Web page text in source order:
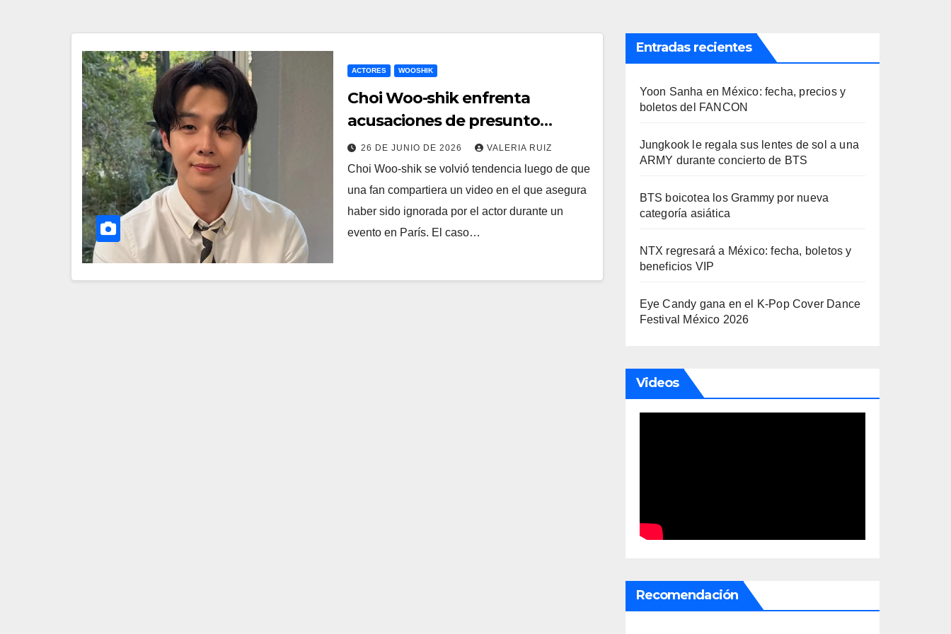
ACTORES WOOSHIK
Choi Woo-shik enfrenta
acusaciones de presunto
racismo tras un evento en París
26 DE JUNIO DE 2026 VALERIA RUIZ
Choi Woo-shik se volvió tendencia luego de que
una fan compartiera un video en el que asegura
haber sido ignorada por el actor durante un
evento en París. El caso…
Entradas recientes
Yoon Sanha en México: fecha, precios y
boletos del FANCON
Jungkook le regala sus lentes de sol a una
ARMY durante concierto de BTS
BTS boicotea los Grammy por nueva
categoría asiática
NTX regresará a México: fecha, boletos y
beneficios VIP
Eye Candy gana en el K-Pop Cover Dance
Festival México 2026
Videos
Recomendación